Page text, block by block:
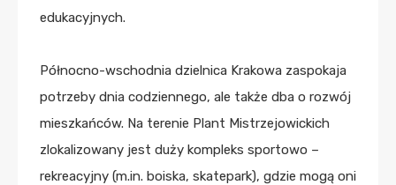
edukacyjnych.
Północno-wschodnia dzielnica Krakowa zaspokaja
potrzeby dnia codziennego, ale także dba o rozwój
mieszkańców. Na terenie Plant Mistrzejowickich
zlokalizowany jest duży kompleks sportowo –
rekreacyjny (m.in. boiska, skatepark), gdzie mogą oni